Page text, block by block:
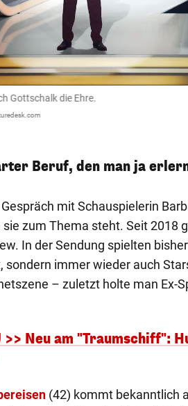
Gottschalk die Ehre.
Beruf, den man ja
mit Schauspielerin
zum Thema steht. Seit 2018
In der Sendung spielten
sondern immer wieder auch
– zuletzt holte man Ex-
>> Neu am "Traumschiff":
(42) kommt bekanntlich